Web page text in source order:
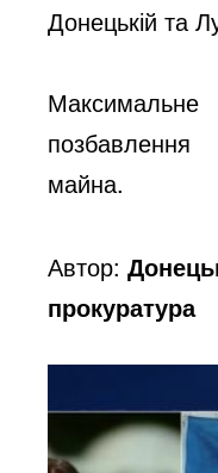
Донецькій та
майна.
Автор:
прокуратура